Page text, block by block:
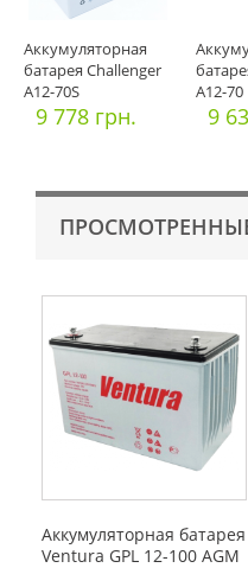
Аккумуляторная
батарея Challenger
A12-70S
9 778 грн.
A12-70
9
Аккумуляторная батарея
Ventura GPL 12-100 AGM